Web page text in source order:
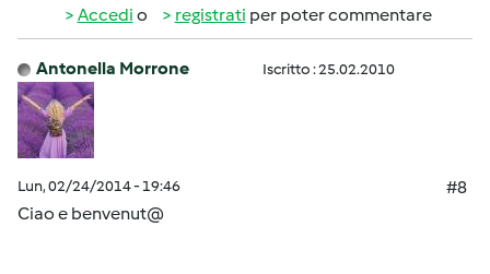
Accedi o registrati per poter commentare
Antonella Morrone Iscritto : 25.02.2010
Lun, 02/24/2014 - 19:46
#8
Ciao e benvenut@